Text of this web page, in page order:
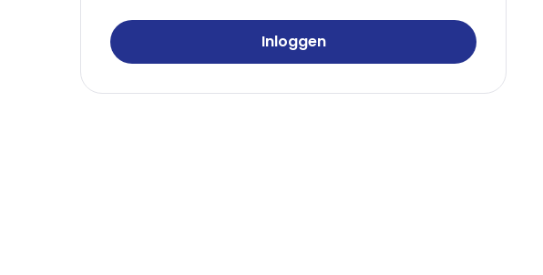
Inloggen